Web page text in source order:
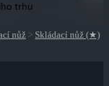
trhu
nůž > Skládací nůž (★)